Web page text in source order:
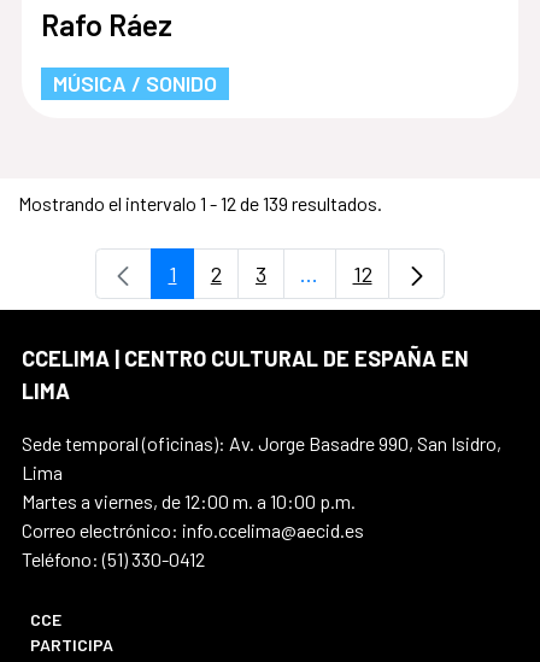
Rafo Ráez
MÚSICA / SONIDO
Mostrando el intervalo 1 - 12 de 139 resultados.
Página
1 Página
2 Página
3 ...Páginas intermedias
Página
12
CCELIMA | CENTRO CULTURAL DE ESPAÑA EN
LIMA
Sede temporal (oficinas): Av. Jorge Basadre 990, San Isidro,
Lima
Martes a viernes, de 12:00 m. a 10:00 p.m.
Correo electrónico: info.ccelima@aecid.es
Teléfono: (51) 330-0412
CCE
PARTICIPA